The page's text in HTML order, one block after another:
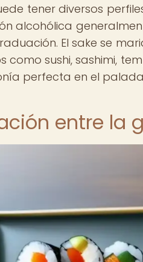
tener diversos
alcohólica
El sake se
como sushi, sashimi,
perfecta en el
entre la